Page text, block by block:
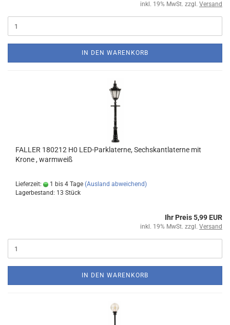
inkl. 19% MwSt. zzgl. Versand
IN DEN WARENKORB
FALLER 180212 H0 LED-Parklaterne, Sechskantlaterne mit
Krone , warmweiß
Lieferzeit: 1 bis 4 Tage (Ausland abweichend)
Lagerbestand: 13 Stück
Ihr Preis 5,99 EUR
inkl. 19% MwSt. zzgl. Versand
IN DEN WARENKORB